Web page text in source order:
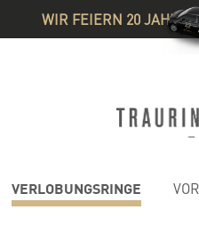
WIR FEIERN 20 JAHRE
VERLOBUNGSRINGE